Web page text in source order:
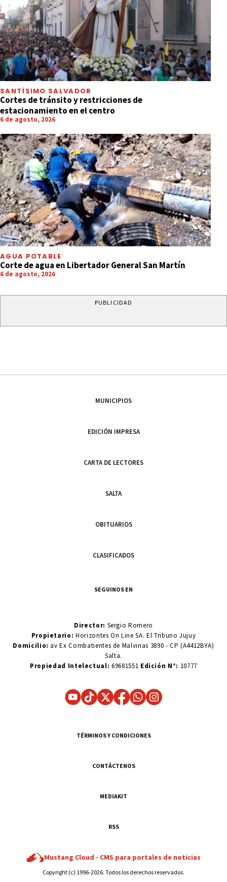
SANTÍSIMO SALVADOR
Cortes de tránsito y restricciones de
estacionamiento en el centro
6 de agosto, 2026
AGUA POTABLE
Corte de agua en Libertador General San Martín
6 de agosto, 2026
PUBLICIDAD
MUNICIPIOS
EDICIÓN IMPRESA
CARTA DE LECTORES
SALTA
OBITUARIOS
CLASIFICADOS
SEGUINOS EN
Director: Sergio Romero
Propietario:Horizontes On Line SA. El Tribuno Jujuy
Domicilio: av Ex Combatientes de Malvinas 3890 - CP (A4412BYA)
Salta.
Propiedad Intelectual: 69681551 Edición N°: 10777
TÉRMINOS Y CONDICIONES
CONTÁCTENOS
MEDIAKIT
RSS
Mustang Cloud - CMS para portales de noticias
Copyright (c) 1996-2026. Todos los derechos reservados.